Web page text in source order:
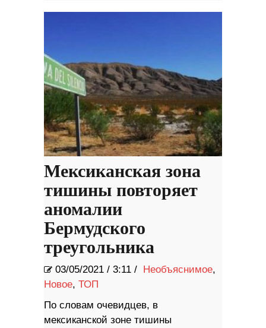
Мексиканская зона
тишины повторяет
аномалии
Бермудского
треугольника
03/05/2021 / 3:11 / Необъяснимое,
Новое, ТОП
По словам очевидцев, в
мексиканской зоне тишины